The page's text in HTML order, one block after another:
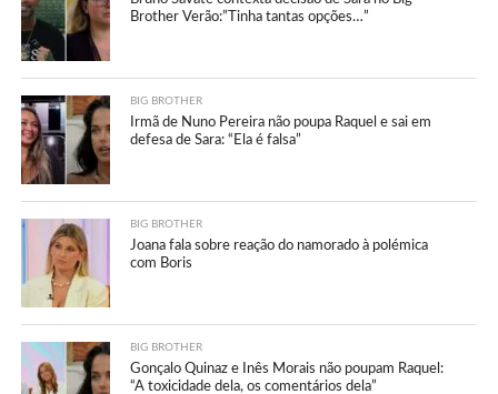
Brother Verão:”Tinha tantas opções…”
BIG BROTHER
Irmã de Nuno Pereira não poupa Raquel e sai em
defesa de Sara: “Ela é falsa”
BIG BROTHER
Joana fala sobre reação do namorado à polémica
com Boris
BIG BROTHER
Gonçalo Quinaz e Inês Morais não poupam Raquel:
“A toxicidade dela, os comentários dela”